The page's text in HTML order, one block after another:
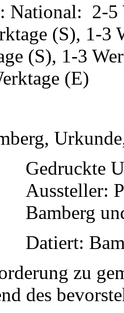
National: 2-5
(S), 1-3
(S), 1-3
(E)
Gedruckte
Aussteller:
Bamberg
Datiert:
zu
des